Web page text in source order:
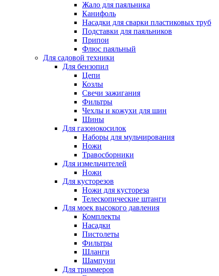
Жало для паяльника
Канифоль
Насадки для сварки пластиковых труб
Подставки для паяльников
Припои
Флюс паяльный
Для садовой техники
Для бензопил
Цепи
Козлы
Свечи зажигания
Фильтры
Чехлы и кожухи для шин
Шины
Для газонокосилок
Наборы для мульчирования
Ножи
Травосборники
Для измельчителей
Ножи
Для кусторезов
Ножи для кустореза
Телескопические штанги
Для моек высокого давления
Комплекты
Насадки
Пистолеты
Фильтры
Шланги
Шампуни
Для триммеров